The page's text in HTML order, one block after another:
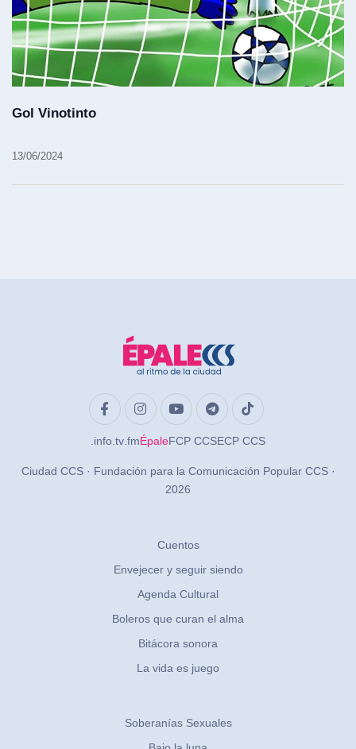
Gol Vinotinto
13/06/2024
.info .tv .fmÉpaleFCP CCSECP CCS
Ciudad CCS · Fundación para la Comunicación Popular CCS ·
2026
Cuentos
Envejecer y seguir siendo
Agenda Cultural
Boleros que curan el alma
Bitácora sonora
La vida es juego
Soberanías Sexuales